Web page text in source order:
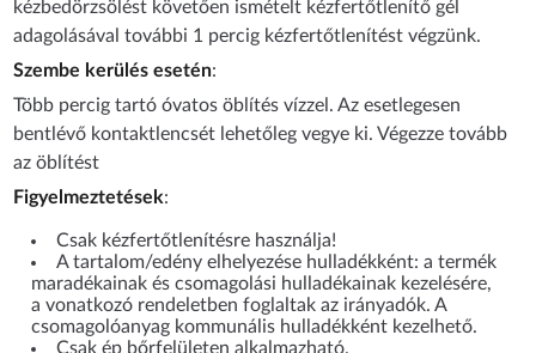
kézbedörzsölést követően ismételt kézfertőtlenítő gél
adagolásával további 1 percig kézfertőtlenítést végzünk.
Szembe kerülés esetén:
Több percig tartó óvatos öblítés vízzel. Az esetlegesen
bentlévő kontaktlencsét lehetőleg vegye ki. Végezze tovább
az öblítést
Figyelmeztetések:
Csak kézfertőtlenítésre használja!
A tartalom/edény elhelyezése hulladékként: a termék
maradékainak és csomagolási hulladékainak kezelésére,
a vonatkozó rendeletben foglaltak az irányadók. A
csomagolóanyag kommunális hulladékként kezelhető.
Csak ép bőrfelületen alkalmazható.